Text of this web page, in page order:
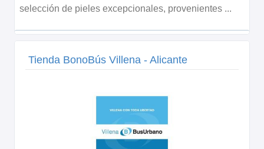
selección de pieles excepcionales, provenientes ...
Tienda BonoBús Villena - Alicante